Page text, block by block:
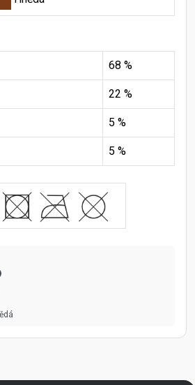
68 %
22 %
5 %
5 %
Fuski BOMA s.r.o. - Kontaktní údaje